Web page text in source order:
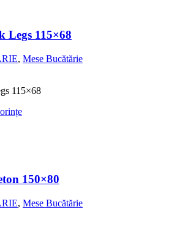
Legs 115×68
, Mese Bucătărie
115×68
150×80
, Mese Bucătărie